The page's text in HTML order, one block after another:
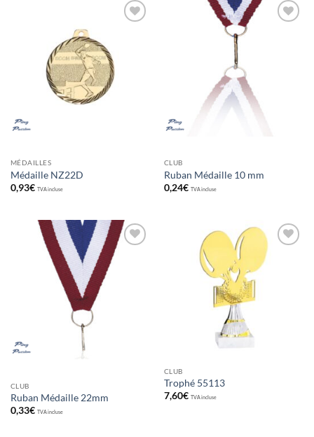
MÉDAILLES
Médaille NZ22D
0,93€ TVA incluse
CLUB
Ruban Médaille 10 mm
0,24€ TVA incluse
Ajouter
CLUB
Ruban Médaille 22mm
0,33€ TVA incluse
Ajouter
CLUB
Trophé 55113
7,60€ TVA incluse